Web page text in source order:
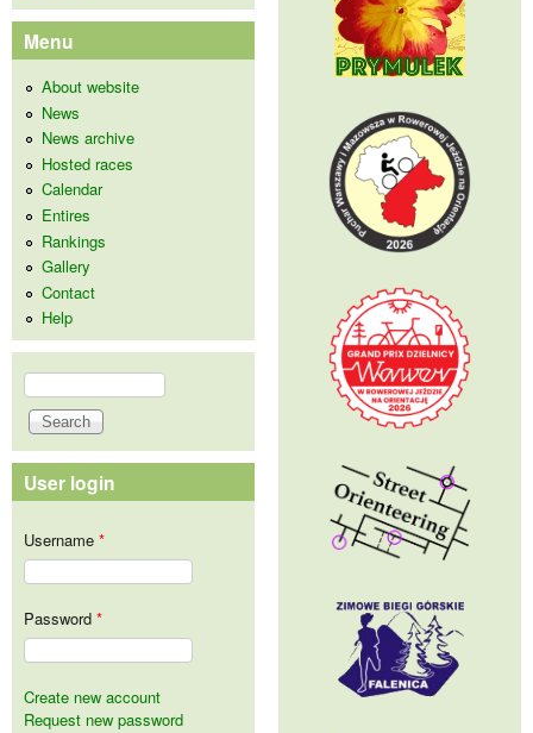
Menu
About website
News
News archive
Hosted races
Calendar
Entires
Rankings
Gallery
Contact
Help
Search form
Search
User login
Username *
Password *
Create new account
Request new password